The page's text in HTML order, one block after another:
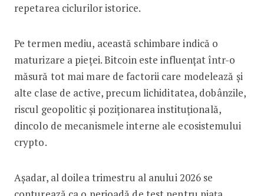
repetarea ciclurilor istorice.
Pe termen mediu, această schimbare indică o
maturizare a pieței. Bitcoin este influențat într-o
măsură tot mai mare de factorii care modelează și
alte clase de active, precum lichiditatea, dobânzile,
riscul geopolitic și poziționarea instituțională,
dincolo de mecanismele interne ale ecosistemului
crypto.
Așadar, al doilea trimestru al anului 2026 se